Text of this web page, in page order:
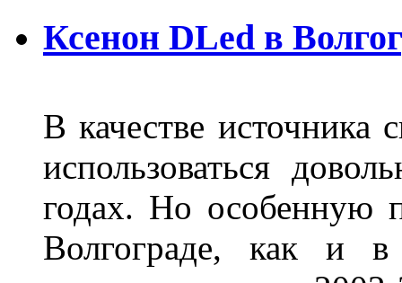
Ксенон DLed в
В качестве источника
использоваться
годах. Но особенную
Волгограде, как и